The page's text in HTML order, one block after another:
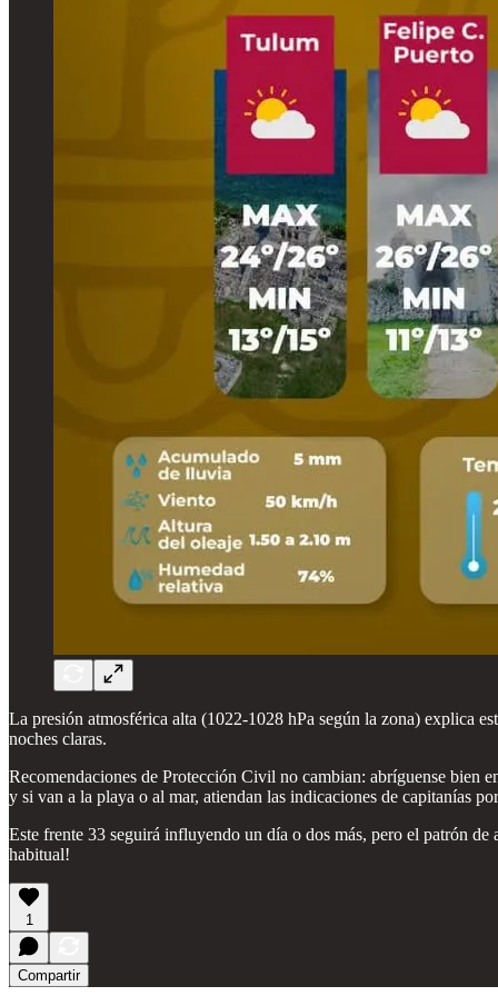
La presión atmosférica alta (1022-1028 hPa según la zona) explica
noches claras.
Recomendaciones de Protección Civil no cambian: abríguense bien
y si van a la playa o al mar, atiendan las indicaciones de capitanías
Este frente 33 seguirá influyendo un día o dos más, pero el patrón
habitual!
1
Compartir